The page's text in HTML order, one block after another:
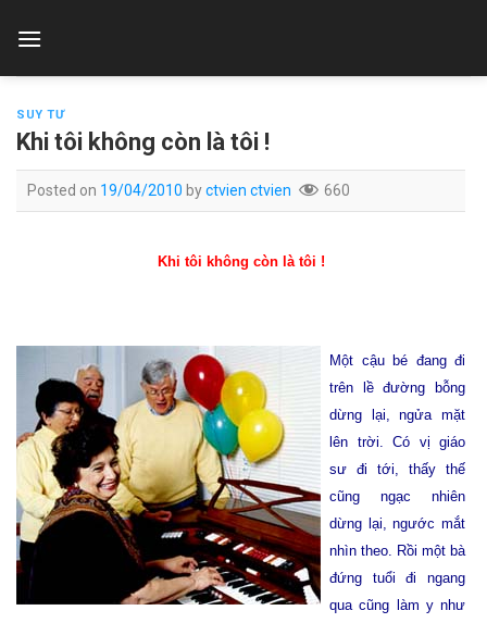
SUY TƯ
Khi tôi không còn là tôi !
Posted on 19/04/2010 byctvien ctvien 660
Khi tôi không còn là tôi !
Một cậu bé đang đi
trên lề đường bỗng
dừng lại, ngửa mặt
lên trời. Có vị giáo
sư đi tới, thấy thế
cũng ngạc nhiên
dừng lại, ngước mắt
nhìn theo. Rồi một bà
đứng tuổi đi ngang
qua cũng làm y như